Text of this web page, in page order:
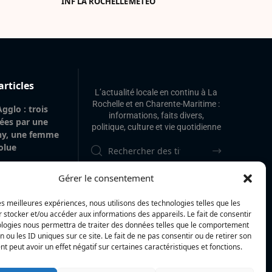
Gérer le consentement
meilleures expériences, nous utilisons des technologies telles que les
stocker et/ou accéder aux informations des appareils. Le fait de consentir
nous permettra de traiter des données telles que le comportement
ou les ID uniques sur ce site. Le fait de ne pas consentir ou de retirer son
peut avoir un effet négatif sur certaines caractéristiques et fonctions.
: trois
par une
une femme
: la
Akkari, sur
Haut-Rhin
gare de La
20 m² de
L’actualité locale en continu à La
Rochelle et en Charente-Maritime :
informations, faits divers,
politique, culture et vie quotidienne